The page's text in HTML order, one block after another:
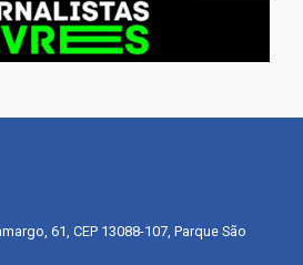
61, CEP 13088-107, Parque São